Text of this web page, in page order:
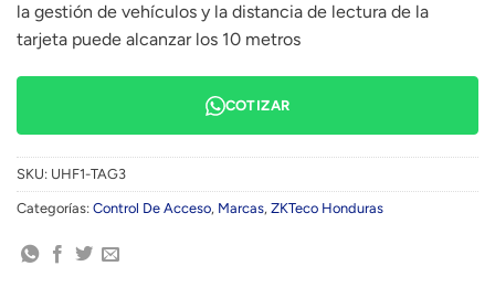
la gestión de vehículos y la distancia de lectura de la
tarjeta puede alcanzar los 10 metros
COTIZAR
SKU: UHF1-TAG3
Categorías: Control De Acceso, Marcas, ZKTeco Honduras